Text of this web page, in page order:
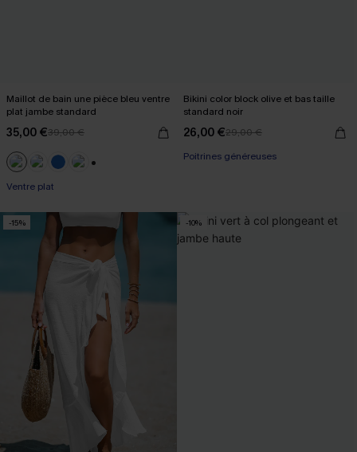
Maillot de bain une pièce bleu ventre
plat jambe standard
35,00 €39,00 €
Ventre plat
Bikini color block olive et bas taille
standard noir
26,00 €29,00 €
Poitrines généreuses
-15% -10%